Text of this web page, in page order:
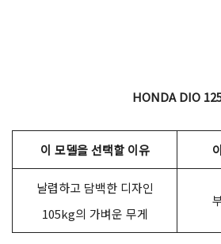
HONDA DIO
이 모델을 선택할 이유
날렵하고 담백한 디자인
105kg의 가벼운 무게